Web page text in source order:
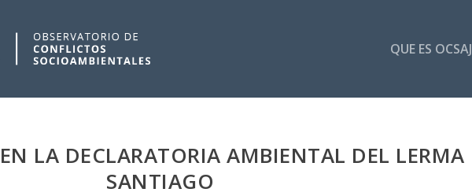
QUE ES OCSAJ
LA DECLARATORIA AMBIENTAL DEL LERMA
SANTIAGO